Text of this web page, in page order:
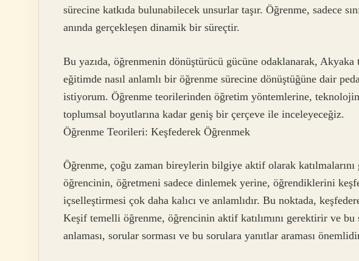
sürecine katkıda bulunabilecek unsurlar taşır. Öğrenme, sadece
anında gerçekleşen dinamik bir süreçtir.
Bu yazıda, öğrenmenin dönüştürücü gücüne odaklanarak,
eğitimde nasıl anlamlı bir öğrenme sürecine dönüştüğüne dair
istiyorum. Öğrenme teorilerinden öğretim yöntemlerine,
toplumsal boyutlarına kadar geniş bir çerçeve ile inceleyeceğiz.
Öğrenme Teorileri: Keşfederek Öğrenmek
Öğrenme, çoğu zaman bireylerin bilgiye aktif olarak
öğrencinin, öğretmeni sadece dinlemek yerine, öğrendiklerini
içselleştirmesi çok daha kalıcı ve anlamlıdır. Bu noktada,
Keşif temelli öğrenme, öğrencinin aktif katılımını gerektirir ve bu
anlaması, sorular sorması ve bu sorulara yanıtlar araması